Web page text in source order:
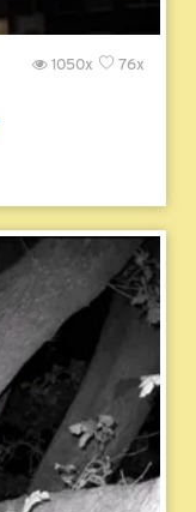
76x
1050x